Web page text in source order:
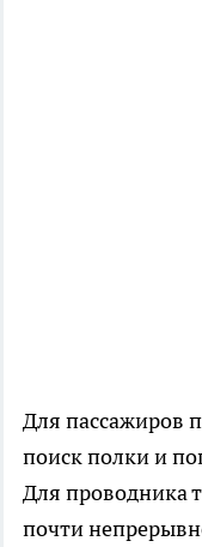
Для пассажиров
поиск полки и
Для проводника
почти